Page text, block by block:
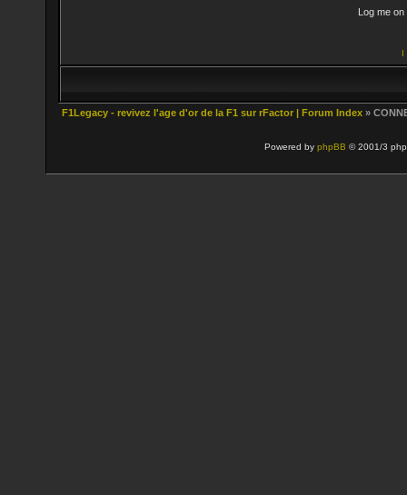
Log me
I
F1Legacy - revivez l'age d'or de la F1 sur rFactor | Forum Index »
Powered by phpBB © 2001/3